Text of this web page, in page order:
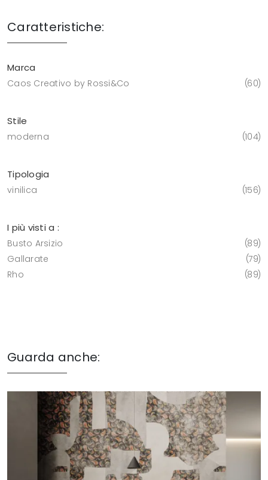
Caratteristiche:
Marca
Caos Creativo by Rossi&Co 60
Stile
moderna 104
Tipologia
vinilica 156
I più visti a :
Busto Arsizio
89
Gallarate
79
Rho
89
Guarda anche: